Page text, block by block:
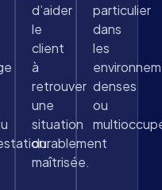
d’aider
le
client
à
retrouver
une
situation
durablement
maîtrisée.
particulier
dans
les
denses
ou